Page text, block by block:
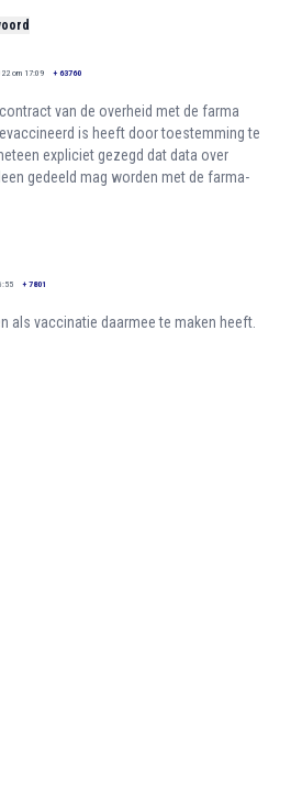
om 17:09 + 63760
van de overheid met de farma
is heeft door toestemming te
expliciet gezegd dat data over
gedeeld mag worden met de farma-
+ 7801
als vaccinatie daarmee te maken heeft.